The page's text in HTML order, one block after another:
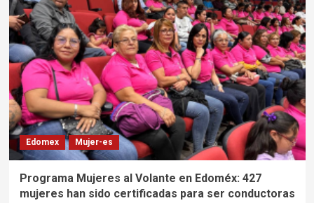
Edomex Mujer-es
Programa Mujeres al Volante en Edoméx: 427
mujeres han sido certificadas para ser conductoras